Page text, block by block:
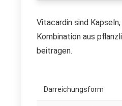
Vitacardin sind
Kombination aus
beitragen.
Darreichungsform